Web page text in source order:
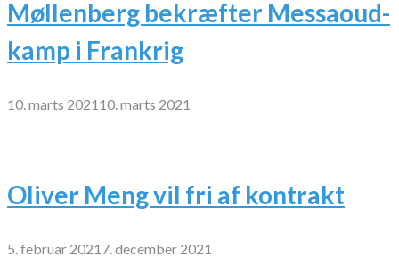
Møllenberg bekræfter Messaoud-
kamp i Frankrig
10. marts 2021 10. marts 2021
Oliver Meng vil fri af kontrakt
5. februar 2021 7. december 2021